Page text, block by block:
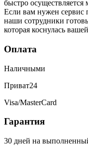
быстро
Если вам нужен сервис
наши сотрудники
которая коснулась
Оплата
Наличными
Приват24
Visa/MasterCard
Гарантия
30 дней на